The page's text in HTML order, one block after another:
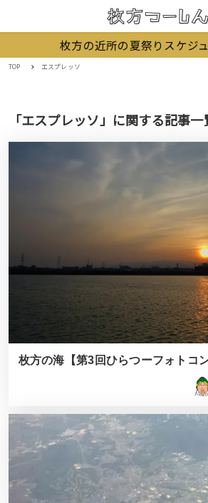
枚方の近所の夏祭りスケジ
TOP エスプレッソ
「エスプレッソ」に関する記事一
枚方の海【第3回ひらつーフォトコ